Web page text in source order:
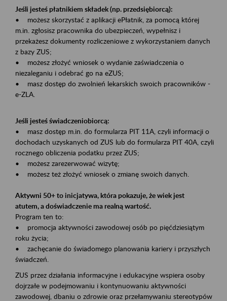
Jeśli jesteś płatnikiem składek (np. przedsiębiorcą):
• możesz skorzystać z aplikacji ePłatnik, za pomocą której
m.in. zgłosisz pracownika do ubezpieczeń, wypełnisz i
przekażesz dokumenty rozliczeniowe z wykorzystaniem danych
z bazy ZUS;
• możesz złożyć wniosek o wydanie zaświadczenia o
niezaleganiu i odebrać go na eZUS;
• masz dostęp do zwolnień lekarskich swoich pracowników -
e-ZLA.
Jeśli jesteś świadczeniobiorcą:
• masz dostęp m.in. do formularza PIT 11A, czyli informacji o
dochodach uzyskanych od ZUS lub do formularza PIT 40A, czyli
rocznego obliczenia podatku przez ZUS;
• możesz zarezerwować wizytę;
• możesz też złożyć wniosek o zmianę swoich danych.
Aktywni 50+ to inicjatywa, która pokazuje, że wiek jest
atutem, a doświadczenie ma realną wartość.
Program ten to:
• promocja aktywności zawodowej osób po pięćdziesiątym
roku życia;
• zachęcanie do świadomego planowania kariery i przyszłych
świadczeń.
ZUS przez działania informacyjne i edukacyjne wspiera osoby
dojrzałe w podejmowaniu i kontynuowaniu aktywności
zawodowej, dbaniu o zdrowie oraz przełamywaniu stereotypów